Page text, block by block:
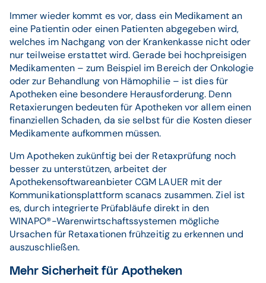
Immer wieder kommt es vor, dass ein Medikament an
eine Patientin oder einen Patienten abgegeben wird,
welches im Nachgang von der Krankenkasse nicht oder
nur teilweise erstattet wird. Gerade bei hochpreisigen
Medikamenten – zum Beispiel im Bereich der Onkologie
oder zur Behandlung von Hämophilie – ist dies für
Apotheken eine besondere Herausforderung. Denn
Retaxierungen bedeuten für Apotheken vor allem einen
finanziellen Schaden, da sie selbst für die Kosten dieser
Medikamente aufkommen müssen.
Um Apotheken zukünftig bei der Retaxprüfung noch
besser zu unterstützen, arbeitet der
Apothekensoftwareanbieter CGM LAUER mit der
Kommunikationsplattform scanacs zusammen. Ziel ist
es, durch integrierte Prüfabläufe direkt in den
WINAPO®-Warenwirtschaftssystemen mögliche
Ursachen für Retaxationen frühzeitig zu erkennen und
auszuschließen.
Mehr Sicherheit für Apotheken